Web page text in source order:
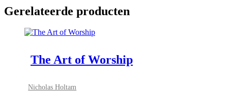
Gerelateerde producten
The Art of Worship
Nicholas Holtam